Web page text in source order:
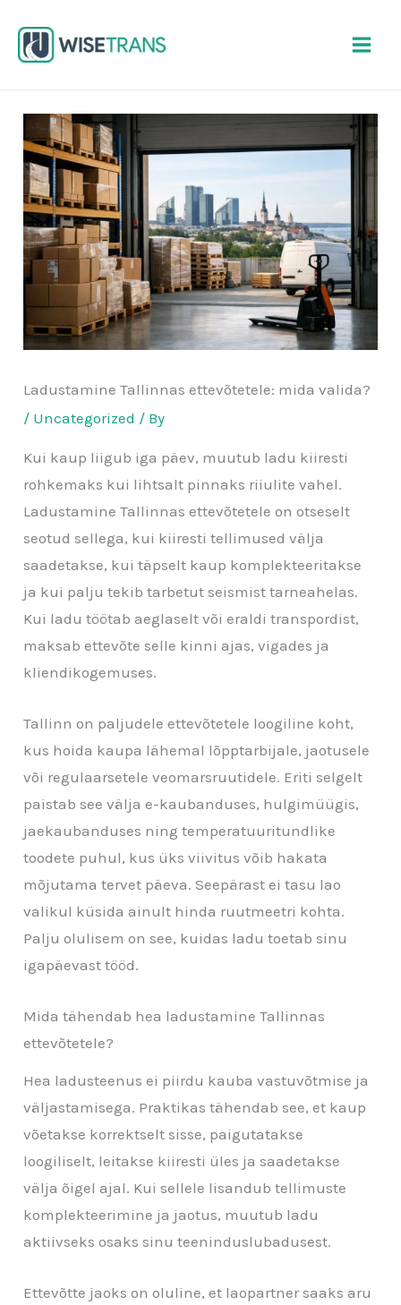
content
Ladustamine Tallinnas ettevõtetele: mida valida?
/ Uncategorized / By
Kui kaup liigub iga päev, muutub ladu kiiresti
rohkemaks kui lihtsalt pinnaks riiulite vahel.
Ladustamine Tallinnas ettevõtetele on otseselt
seotud sellega, kui kiiresti tellimused välja
saadetakse, kui täpselt kaup komplekteeritakse
ja kui palju tekib tarbetut seismist tarneahelas.
Kui ladu töötab aeglaselt või eraldi transpordist,
maksab ettevõte selle kinni ajas, vigades ja
kliendikogemuses.
Tallinn on paljudele ettevõtetele loogiline koht,
kus hoida kaupa lähemal lõpptarbijale, jaotusele
või regulaarsetele veomarsruutidele. Eriti selgelt
paistab see välja e-kaubanduses, hulgimüügis,
jaekaubanduses ning temperatuuritundlike
toodete puhul, kus üks viivitus võib hakata
mõjutama tervet päeva. Seepärast ei tasu lao
valikul küsida ainult hinda ruutmeetri kohta.
Palju olulisem on see, kuidas ladu toetab sinu
igapäevast tööd.
Mida tähendab hea ladustamine Tallinnas
ettevõtetele?
Hea ladusteenus ei piirdu kauba vastuvõtmise ja
väljastamisega. Praktikas tähendab see, et kaup
võetakse korrektselt sisse, paigutatakse
loogiliselt, leitakse kiiresti üles ja saadetakse
välja õigel ajal. Kui sellele lisandub tellimuste
komplekteerimine ja jaotus, muutub ladu
aktiivseks osaks sinu teeninduslubadusest.
Ettevõtte jaoks on oluline, et laopartner saaks aru